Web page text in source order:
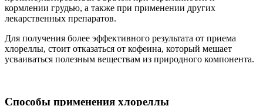
кормлении грудью, а также при применении других
лекарственных препаратов.
Для получения более эффективного результата от приема
хлореллы, стоит отказаться от кофеина, который мешает
усваиваться полезным веществам из природного компонента.
Способы применения хлореллы